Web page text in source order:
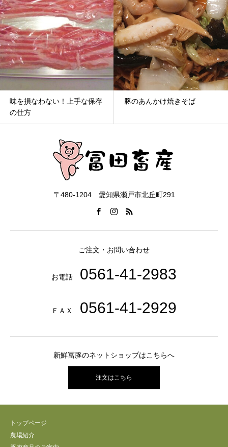
味を損なわない！上手な保存
の仕方
豚のあんかけ焼きそば
〒480-1204 愛知県瀬戸市北丘町291
ご注文・お問い合わせ
お電話 0561-41-2983
ＦＡＸ 0561-41-2929
新鮮冨豚のネットショップはこちらへ
注文はこちら
トップページ
農場紹介